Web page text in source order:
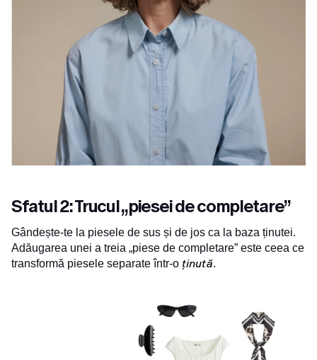
Sfatul 2: Trucul „piesei de completare”
Gândește-te la piesele de sus și de jos ca la baza ținutei.
Adăugarea unei a treia „piese de completare” este ceea ce
transformă piesele separate într-o ținută.